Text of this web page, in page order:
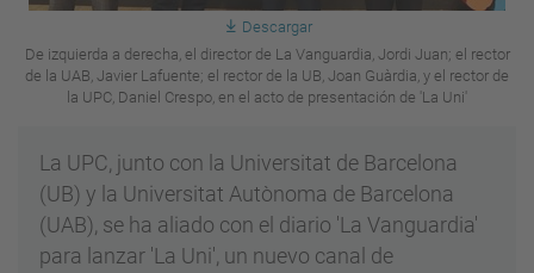
Descargar
De izquierda a derecha, el director de La Vanguardia, Jordi Juan; el rector
de la UAB, Javier Lafuente; el rector de la UB, Joan Guàrdia, y el rector de
la UPC, Daniel Crespo, en el acto de presentación de 'La Uni'
La UPC, junto con la Universitat de Barcelona
(UB) y la Universitat Autònoma de Barcelona
(UAB), se ha aliado con el diario 'La Vanguardia'
para lanzar 'La Uni', un nuevo canal de